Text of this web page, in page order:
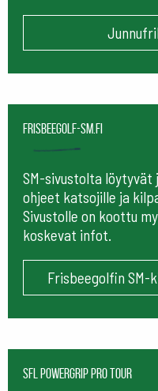
frisbeegolf-sm.fi
SM-sivustolta löytyvät
ohjeet katsojille ja
Sivustolle on koottu
koskevat infot.
Frisbeegolfin
SFL Powergrip Pro Tour